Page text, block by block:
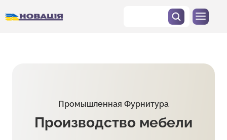
Промышленная Фурнитура
Производство мебели